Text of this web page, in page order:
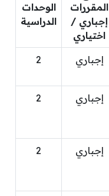
المقررات
إجباري /
اختياري
الوحدات
الدراسية
إجباري 2
إجباري 2
إجباري 2